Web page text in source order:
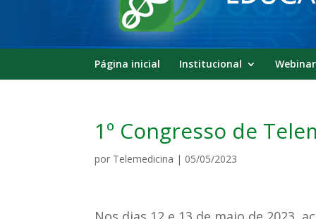
Página inicial Institucional
1º Congresso de
por Telemedicina | 05/05/2023